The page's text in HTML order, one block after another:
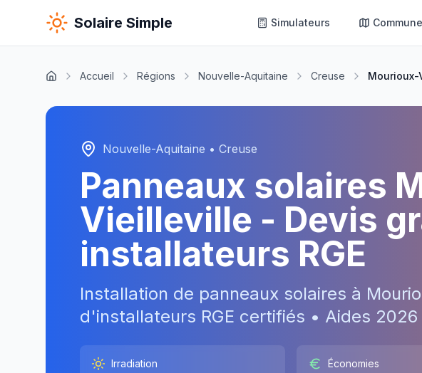
Solaire Simple Simulateurs
Accueil Régions Nouvelle-Aquitaine Creuse
Nouvelle-Aquitaine • Creuse
Panneaux solaires
Vieilleville - Devis
installateurs RGE
Installation de panneaux solaires à
d'installateurs RGE certifiés • Aides 2026
Irradiation Économies